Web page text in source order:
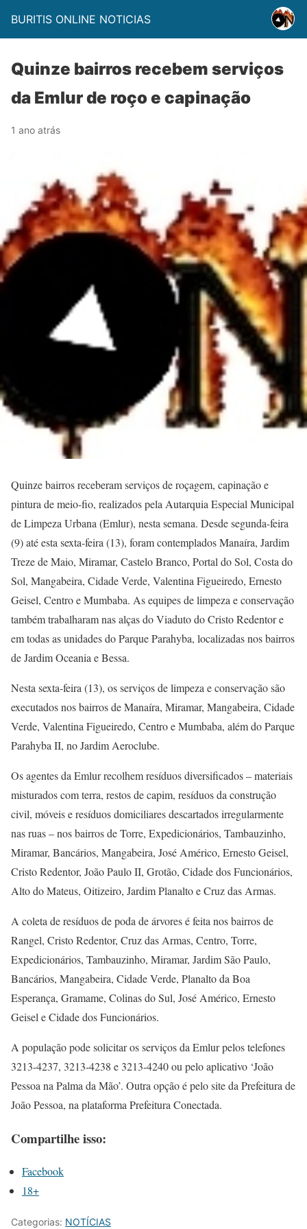
BURITIS ONLINE NOTICIAS
Quinze bairros recebem serviços
da Emlur de roço e capinação
1 ano atrás
Quinze bairros receberam serviços de roçagem, capinação e
pintura de meio-fio, realizados pela Autarquia Especial Municipal
de Limpeza Urbana (Emlur), nesta semana. Desde segunda-feira
(9) até esta sexta-feira (13), foram contemplados Manaíra, Jardim
Treze de Maio, Miramar, Castelo Branco, Portal do Sol, Costa do
Sol, Mangabeira, Cidade Verde, Valentina Figueiredo, Ernesto
Geisel, Centro e Mumbaba. As equipes de limpeza e conservação
também trabalharam nas alças do Viaduto do Cristo Redentor e
em todas as unidades do Parque Parahyba, localizadas nos bairros
de Jardim Oceania e Bessa.
Nesta sexta-feira (13), os serviços de limpeza e conservação são
executados nos bairros de Manaíra, Miramar, Mangabeira, Cidade
Verde, Valentina Figueiredo, Centro e Mumbaba, além do Parque
Parahyba II, no Jardim Aeroclube.
Os agentes da Emlur recolhem resíduos diversificados – materiais
misturados com terra, restos de capim, resíduos da construção
civil, móveis e resíduos domiciliares descartados irregularmente
nas ruas – nos bairros de Torre, Expedicionários, Tambauzinho,
Miramar, Bancários, Mangabeira, José Américo, Ernesto Geisel,
Cristo Redentor, João Paulo II, Grotão, Cidade dos Funcionários,
Alto do Mateus, Oitizeiro, Jardim Planalto e Cruz das Armas.
A coleta de resíduos de poda de árvores é feita nos bairros de
Rangel, Cristo Redentor, Cruz das Armas, Centro, Torre,
Expedicionários, Tambauzinho, Miramar, Jardim São Paulo,
Bancários, Mangabeira, Cidade Verde, Planalto da Boa
Esperança, Gramame, Colinas do Sul, José Américo, Ernesto
Geisel e Cidade dos Funcionários.
A população pode solicitar os serviços da Emlur pelos telefones
3213-4237, 3213-4238 e 3213-4240 ou pelo aplicativo ‘João
Pessoa na Palma da Mão’. Outra opção é pelo site da Prefeitura de
João Pessoa, na plataforma Prefeitura Conectada.
Compartilhe isso:
Facebook
18+
Categorias: NOTÍCIAS